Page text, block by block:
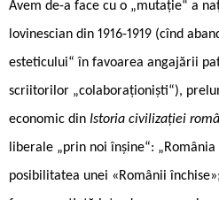
Avem de-a face cu o „mutație“ a
lovinescian din 1916-1919 (cînd
esteticului“ în favoarea angajării
scriitorilor „colaboraționiști“),
economic din Istoria civilizației
liberale „prin noi înșine“:
posibilitatea unei «Românii